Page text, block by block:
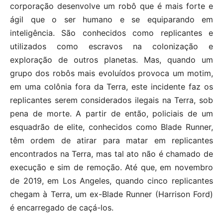
corporação desenvolve um robô que é mais forte e
ágil que o ser humano e se equiparando em
inteligência. São conhecidos como replicantes e
utilizados como escravos na colonização e
exploração de outros planetas. Mas, quando um
grupo dos robôs mais evoluídos provoca um motim,
em uma colônia fora da Terra, este incidente faz os
replicantes serem considerados ilegais na Terra, sob
pena de morte. A partir de então, policiais de um
esquadrão de elite, conhecidos como Blade Runner,
têm ordem de atirar para matar em replicantes
encontrados na Terra, mas tal ato não é chamado de
execução e sim de remoção. Até que, em novembro
de 2019, em Los Angeles, quando cinco replicantes
chegam à Terra, um ex-Blade Runner (Harrison Ford)
é encarregado de caçá-los.